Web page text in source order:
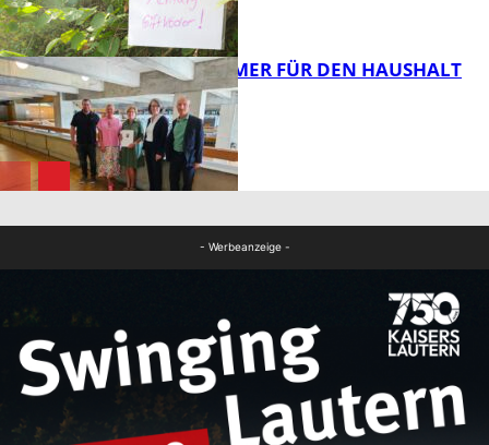
FB News
Panorama
40 JAHRE IMMER FÜR DEN HAUSHALT
DA
- Werbeanzeige -